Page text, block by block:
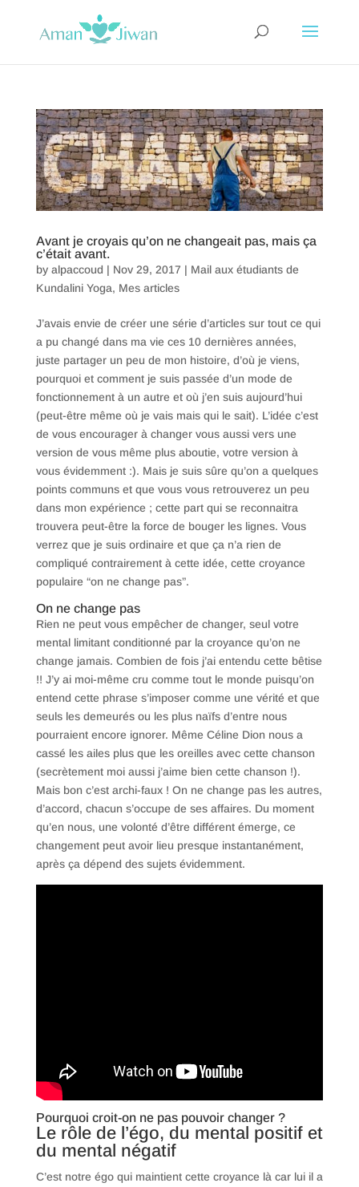
Avant je croyais qu’on ne changeait pas, mais ça
c’était avant.
by alpaccoud | Nov 29, 2017 | Mail aux étudiants de
Kundalini Yoga, Mes articles
J’avais envie de créer une série d’articles sur tout ce qui
a pu changé dans ma vie ces 10 dernières années,
juste partager un peu de mon histoire, d’où je viens,
pourquoi et comment je suis passée d’un mode de
fonctionnement à un autre et où j’en suis aujourd’hui
(peut-être même où je vais mais qui le sait). L’idée c’est
de vous encourager à changer vous aussi vers une
version de vous même plus aboutie, votre version à
vous évidemment :). Mais je suis sûre qu’on a quelques
points communs et que vous vous retrouverez un peu
dans mon expérience ; cette part qui se reconnaitra
trouvera peut-être la force de bouger les lignes. Vous
verrez que je suis ordinaire et que ça n’a rien de
compliqué contrairement à cette idée, cette croyance
populaire “on ne change pas”.
On ne change pas
Rien ne peut vous empêcher de changer, seul votre
mental limitant conditionné par la croyance qu’on ne
change jamais. Combien de fois j’ai entendu cette bêtise
!! J’y ai moi-même cru comme tout le monde puisqu’on
entend cette phrase s’imposer comme une vérité et que
seuls les demeurés ou les plus naïfs d’entre nous
pourraient encore ignorer. Même Céline Dion nous a
cassé les ailes plus que les oreilles avec cette chanson
(secrètement moi aussi j’aime bien cette chanson !).
Mais bon c’est archi-faux ! On ne change pas les autres,
d’accord, chacun s’occupe de ses affaires. Du moment
qu’en nous, une volonté d’être différent émerge, ce
changement peut avoir lieu presque instantanément,
après ça dépend des sujets évidemment.
Pourquoi croit-on ne pas pouvoir changer ?
Le rôle de l’égo, du mental positif et
du mental négatif
C’est notre égo qui maintient cette croyance là car lui il a